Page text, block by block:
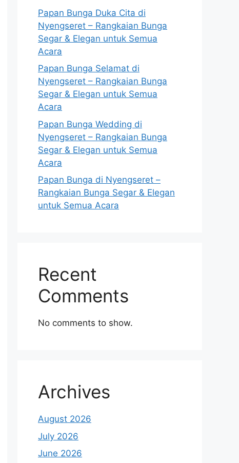
Papan Bunga Duka Cita di
Nyengseret – Rangkaian Bunga
Segar & Elegan untuk Semua
Acara
Papan Bunga Selamat di
Nyengseret – Rangkaian Bunga
Segar & Elegan untuk Semua
Acara
Papan Bunga Wedding di
Nyengseret – Rangkaian Bunga
Segar & Elegan untuk Semua
Acara
Papan Bunga di Nyengseret –
Rangkaian Bunga Segar & Elegan
untuk Semua Acara
Recent
Comments
No comments to show.
Archives
August 2026
July 2026
June 2026